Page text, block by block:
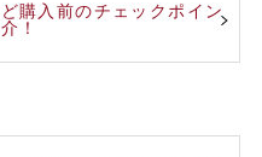
購入前のチェックポイン
！